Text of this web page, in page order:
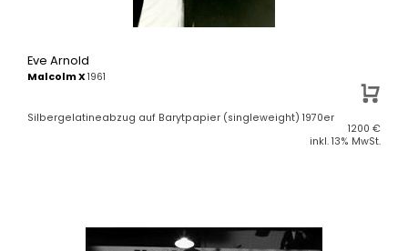
Eve Arnold
Malcolm X1961
Silbergelatineabzug auf Barytpapier (singleweight) 1970er
1200 €
inkl. 13% MwSt.